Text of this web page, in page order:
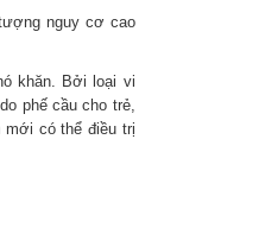
nguy cơ cao
khăn. Bởi loại vi
phế cầu cho trẻ,
mới có thể điều trị